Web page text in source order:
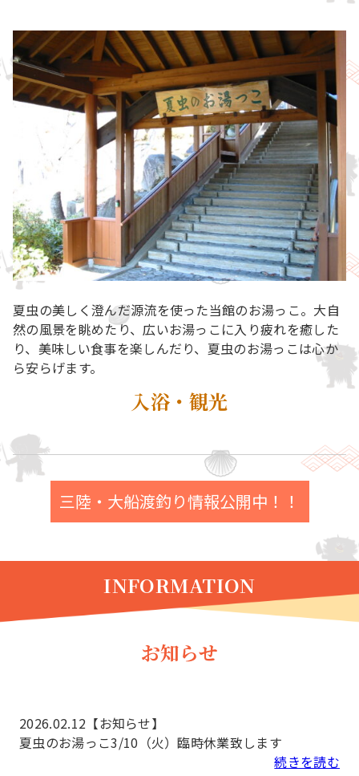
夏虫の美しく澄んだ源流を使った当館のお湯っこ。大自
然の風景を眺めたり、広いお湯っこに入り疲れを癒した
り、美味しい食事を楽しんだり、夏虫のお湯っこは心か
ら安らげます。
入浴・観光
三陸・大船渡釣り情報公開中！！
INFORMATION
お知らせ
2026.02.12 【お知らせ】
夏虫のお湯っこ3/10（火）臨時休業致します
続きを読む